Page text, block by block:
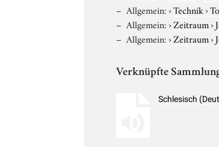
Allgemein:›Technik›
Allgemein:›Zeitraum›
Allgemein:›Zeitraum›
Verknüpfte
Schlesisch